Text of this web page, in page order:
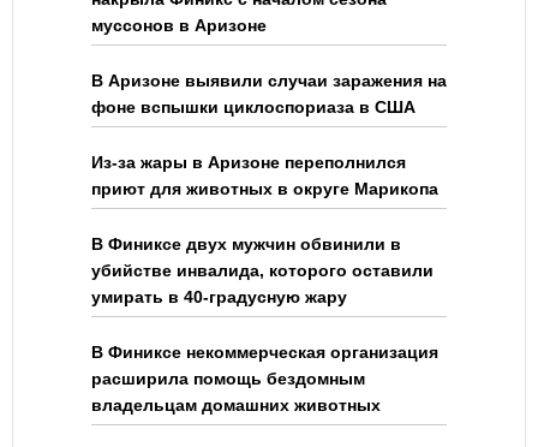
муссонов в Аризоне
В Аризоне выявили случаи заражения на
фоне вспышки циклоспориаза в США
Из-за жары в Аризоне переполнился
приют для животных в округе Марикопа
В Финиксе двух мужчин обвинили в
убийстве инвалида, которого оставили
умирать в 40-градусную жару
В Финиксе некоммерческая организация
расширила помощь бездомным
владельцам домашних животных